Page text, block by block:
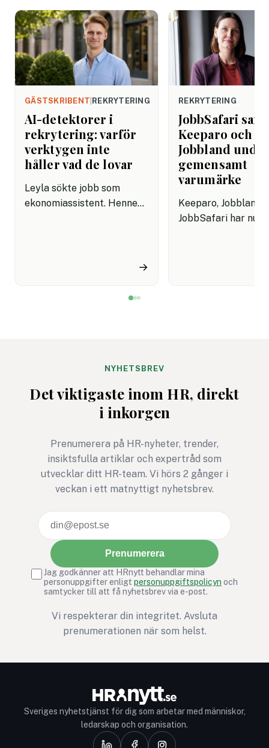
GÄSTSKRIBENT REKRYTERING
AI-detektorer i
rekrytering: varför
verktygen inte
håller vad de lovar
Leyla sökte jobb som
ekonomiassistent. Hennes
→
REKRYTERING
JobbSafari
Keeparo och
Jobbland
gemensamt
varumärke
Keeparo, Jobbland
JobbSafari har nu
NYHETSBREV
Det viktigaste inom HR, direkt
i inkorgen
Prenumerera på HR-nyheter, trender,
insiktsfulla artiklar och expertråd som
utvecklar ditt HR-team. Vi hörs 2 gånger i
veckan i ett matnyttigt nyhetsbrev.
Prenumerera
Jag godkänner att HRnytt behandlar mina
personuppgifter enligt personuppgiftspolicyn och
samtycker till att få nyhetsbrev via e-post.
Vi respekterar din integritet. Avsluta
prenumerationen när som helst.
Sveriges nyhetstjänst för dig som arbetar med människor,
ledarskap och organisation.